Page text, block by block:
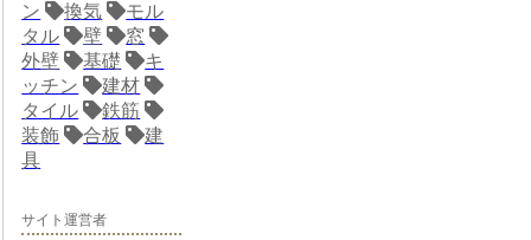
ン
換気
モル
タル
壁
窓
外壁
基礎
キ
ッチン
建材
タイル
鉄筋
装飾
合板
建
具
サイト運営者